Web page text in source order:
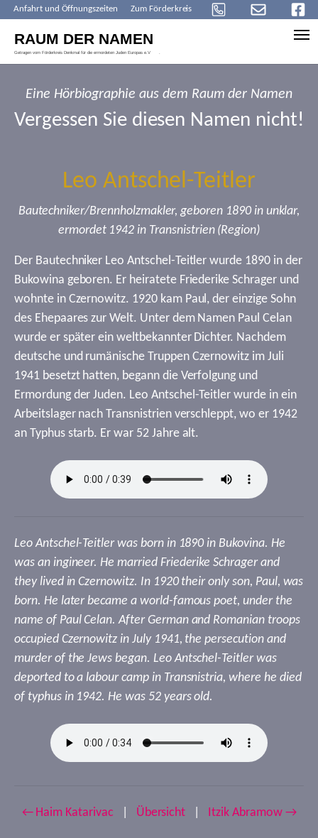
Anfahrt und Öffnungszeiten Zum Förderkreis
Eine Hörbiographie aus dem Raum der Namen
Vergessen Sie diesen Namen nicht!
Leo Antschel-Teitler
Bautechniker/Brennholzmakler, geboren 1890 in unklar,
ermordet 1942 in Transnistrien (Region)
Der Bautechniker Leo Antschel-Teitler wurde 1890 in der
Bukowina geboren. Er heiratete Friederike Schrager und
wohnte in Czernowitz. 1920 kam Paul, der einzige Sohn
des Ehepaares zur Welt. Unter dem Namen Paul Celan
wurde er später ein weltbekannter Dichter. Nachdem
deutsche und rumänische Truppen Czernowitz im Juli
1941 besetzt hatten, begann die Verfolgung und
Ermordung der Juden. Leo Antschel-Teitler wurde in ein
Arbeitslager nach Transnistrien verschleppt, wo er 1942
an Typhus starb. Er war 52 Jahre alt.
Leo Antschel-Teitler was born in 1890 in Bukovina. He
was an ingineer. He married Friederike Schrager and
they lived in Czernowitz. In 1920 their only son, Paul, was
born. He later became a world-famous poet, under the
name of Paul Celan. After German and Romanian troops
occupied Czernowitz in July 1941, the persecution and
murder of the Jews began. Leo Antschel-Teitler was
deported to a labour camp in Transnistria, where he died
of typhus in 1942. He was 52 years old.
← Haim Katarivac Übersicht Itzik Abramow →